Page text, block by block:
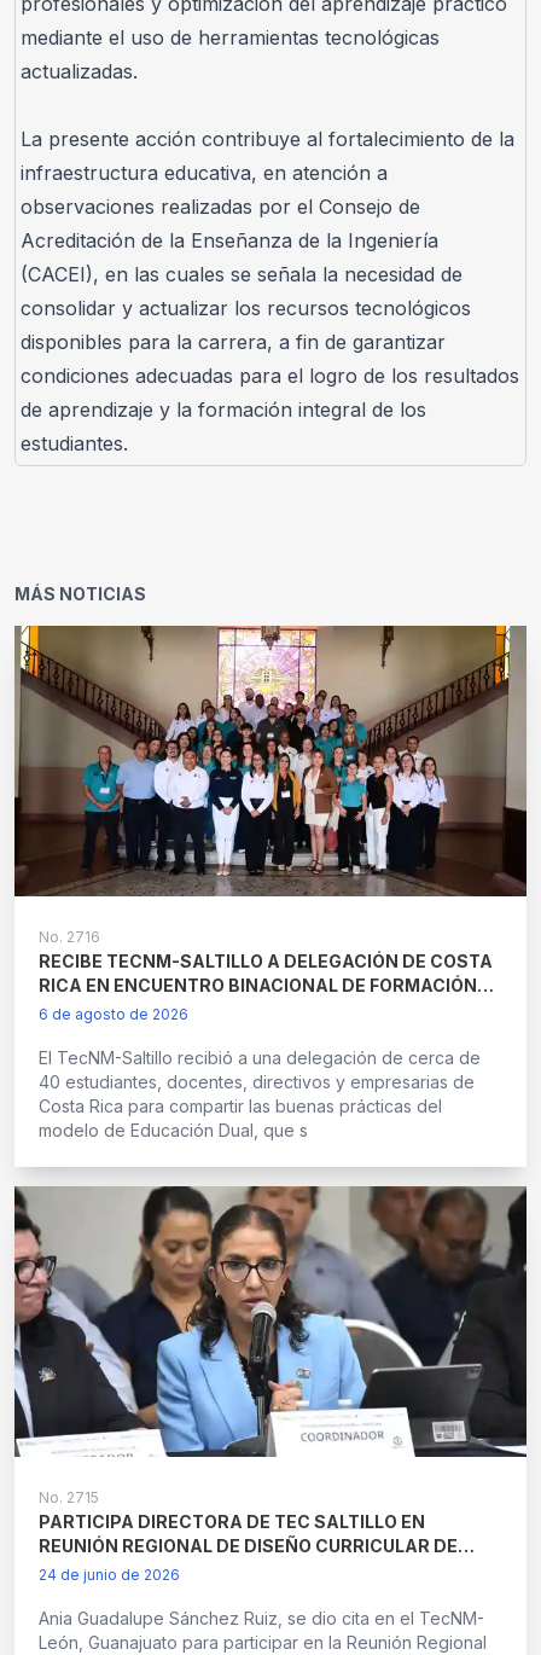
mediante el uso de herramientas tecnológicas
actualizadas.
La presente acción contribuye al fortalecimiento de la
infraestructura educativa, en atención a
observaciones realizadas por el Consejo de
Acreditación de la Enseñanza de la Ingeniería
(CACEI), en las cuales se señala la necesidad de
consolidar y actualizar los recursos tecnológicos
disponibles para la carrera, a fin de garantizar
condiciones adecuadas para el logro de los resultados
de aprendizaje y la formación integral de los
estudiantes.
MÁS NOTICIAS
No. 2716
RECIBE TECNM-SALTILLO A DELEGACIÓN DE COSTA
RICA EN ENCUENTRO BINACIONAL DE FORMACIÓN
DUAL “SABERES QUE SE ENCUENTRAN”
6 de agosto de 2026
El TecNM-Saltillo recibió a una delegación de cerca de
40 estudiantes, docentes, directivos y empresarias de
Costa Rica para compartir las buenas prácticas del
modelo de Educación Dual, que s
No. 2715
PARTICIPA DIRECTORA DE TEC SALTILLO EN
REUNIÓN REGIONAL DE DISEÑO CURRICULAR DE
REGIÓN BAJÍO CELEBRADA EN EL TECNM-LEÓN
24 de junio de 2026
Ania Guadalupe Sánchez Ruiz, se dio cita en el TecNM-
León, Guanajuato para participar en la Reunión Regional